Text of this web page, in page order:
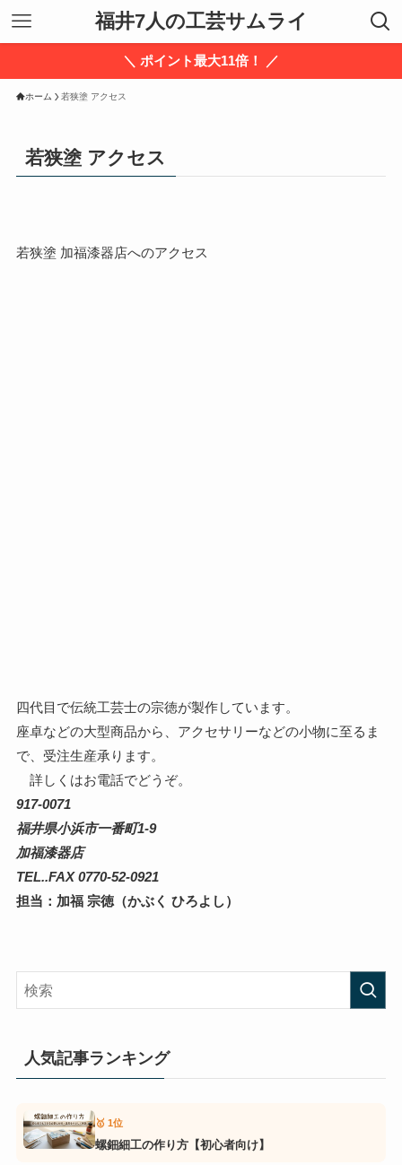
福井7人の工芸サムライ
＼ ポイント最大11倍！ ／
ホーム 若狭塗 アクセス
若狭塗 アクセス
若狭塗 加福漆器店へのアクセス
四代目で伝統工芸士の宗徳が製作しています。
座卓などの大型商品から、アクセサリーなどの小物に至るま
で、受注生産承ります。
詳しくはお電話でどうぞ。
917-0071
福井県小浜市一番町1-9
加福漆器店
TEL..FAX 0770-52-0921
担当：加福 宗徳（かぶく ひろよし）
人気記事ランキング
🥇 1位
螺鈿細工の作り方【初心者向け】